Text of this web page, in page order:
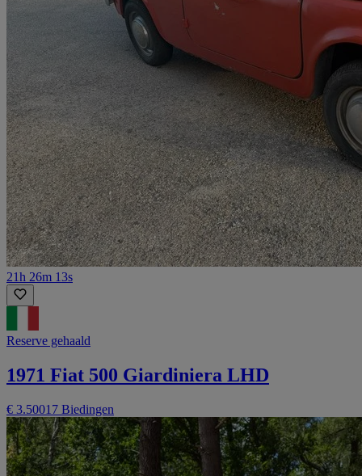
21h 26m 13s
Reserve gehaald
1971 Fiat 500 Giardiniera LHD
€ 3.50017 Biedingen